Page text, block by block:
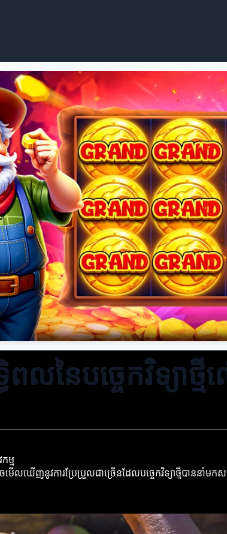
នៃបច្ចេកវិទ្យាថ្មីល
ម្ម
ឃើញនូវការប្រែប្រួលជាច្រើនដែលបច្ចេកវិទ្យាថ្មីបាននាំមកសម្